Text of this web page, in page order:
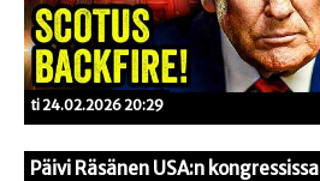
ti 24.02.2026 20:29
Päivi Räsänen USA:n kongressissa